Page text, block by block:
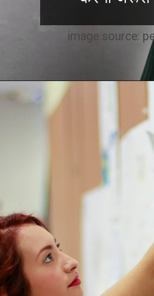
image source: